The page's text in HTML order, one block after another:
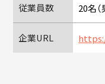
従業員数 20名
企業URL